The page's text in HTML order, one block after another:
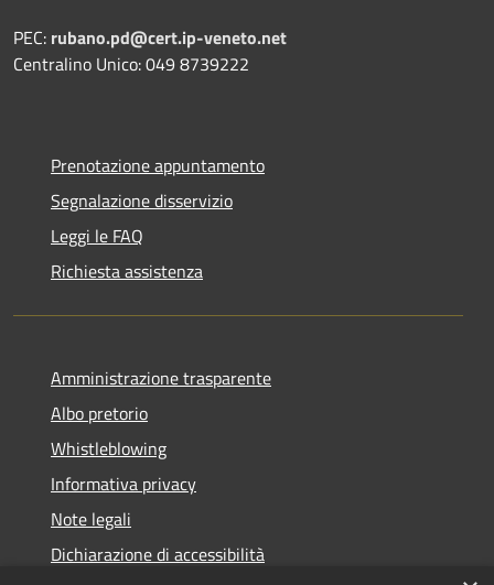
PEC: rubano.pd@cert.ip-veneto.net
Centralino Unico: 049 8739222
Prenotazione appuntamento
Segnalazione disservizio
Leggi le FAQ
Richiesta assistenza
Amministrazione trasparente
Albo pretorio
Whistleblowing
Informativa privacy
Note legali
Dichiarazione di accessibilità